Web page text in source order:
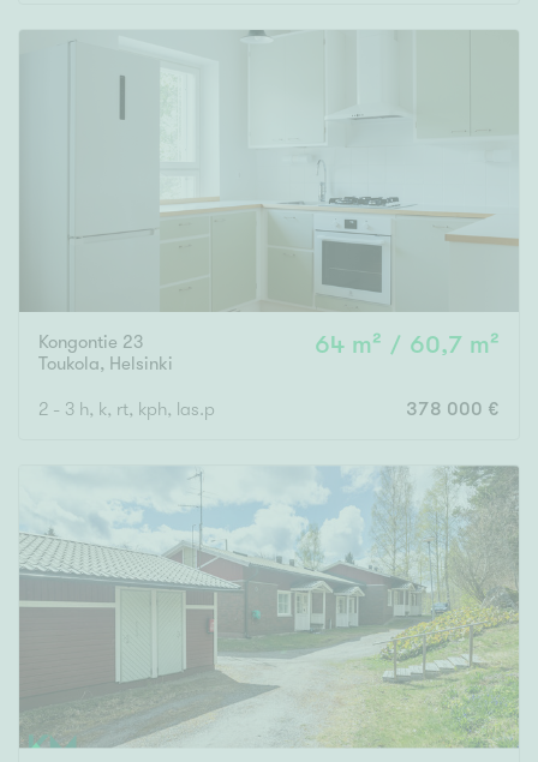
Kongontie 23
Toukola, Helsinki
64 m² / 60,7 m²
2 - 3 h, k, rt, kph, las.p 378 000 €